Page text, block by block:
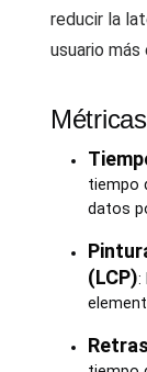
reducir la
usuario
tiempo
datos
(LCP):